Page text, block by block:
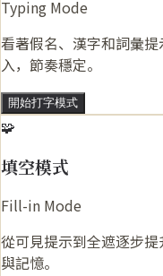
Typing Mode
看著假名、漢字和詞彙
入，節奏穩定。
開始打字模式
🧩
填空模式
Fill-in Mode
從可見提示到全遮逐步
與記憶。